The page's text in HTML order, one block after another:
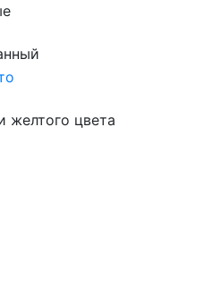
желтого цвета